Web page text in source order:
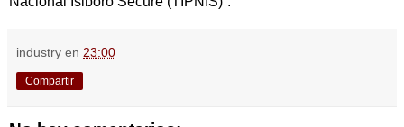
industry en 23:00
Compartir